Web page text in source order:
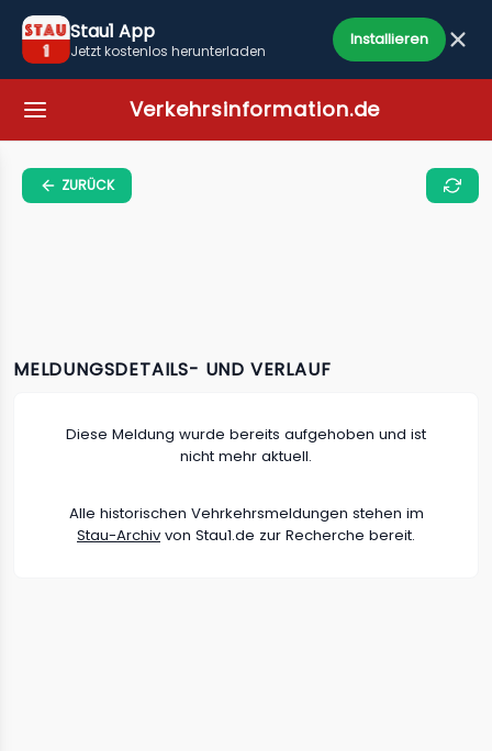
Stau1 App
Jetzt kostenlos herunterladen
Installieren
Verkehrsinformation.de
ZURÜCK
MELDUNGSDETAILS- UND VERLAUF
Diese Meldung wurde bereits aufgehoben und ist
nicht mehr aktuell.
Alle historischen Vehrkehrsmeldungen stehen im
Stau-Archiv von Stau1.de zur Recherche bereit.